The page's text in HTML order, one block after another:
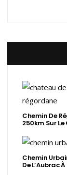
Chemin De
250km Sur Le
Chemin
De L’Aubrac